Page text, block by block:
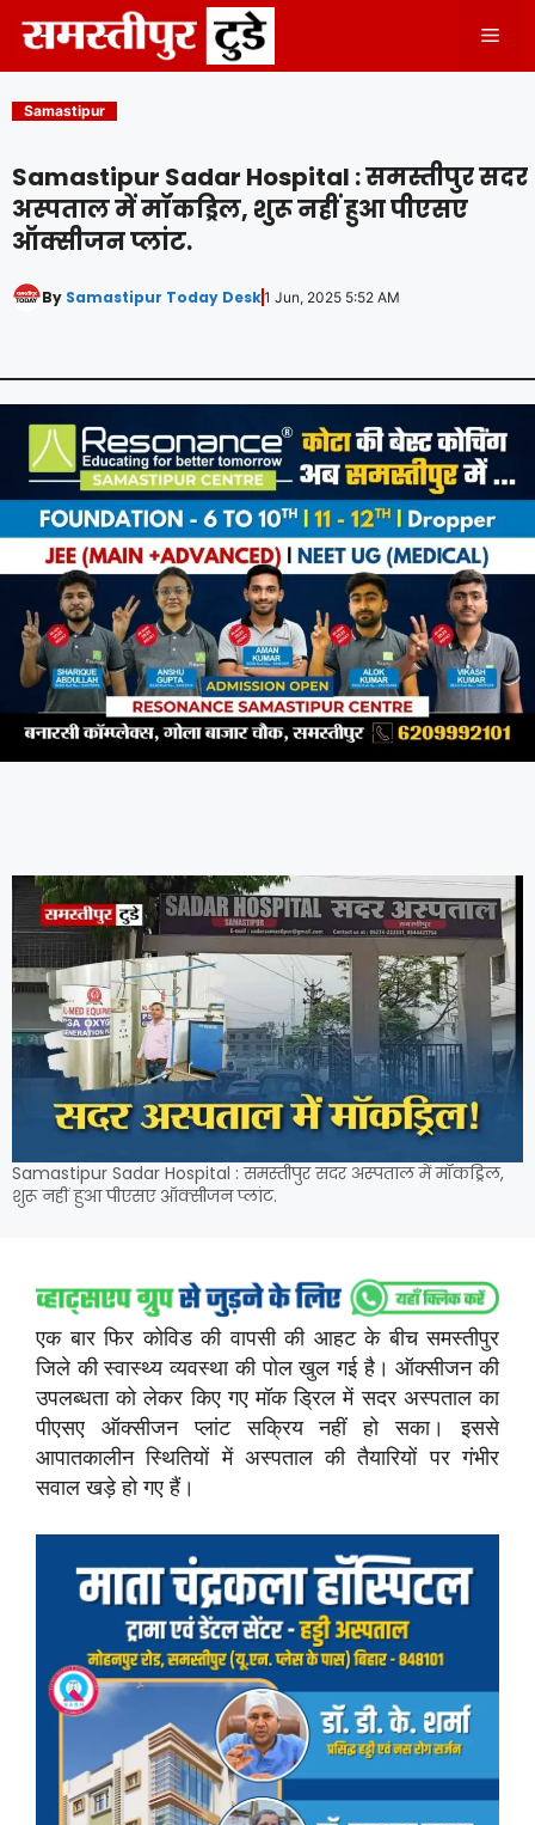
content
Samastipur
Samastipur Sadar Hospital : समस्तीपुर सदर
अस्पताल में मॉकड्रिल, शुरू नहीं हुआ पीएसए
ऑक्सीजन प्लांट.
By Samastipur Today Desk1 Jun, 2025 5:52 AM
Samastipur Sadar Hospital : समस्तीपुर सदर अस्पताल में मॉकड्रिल,
शुरू नहीं हुआ पीएसए ऑक्सीजन प्लांट.
एक बार फिर कोविड की वापसी की आहट के बीच समस्तीपुर
जिले की स्वास्थ्य व्यवस्था की पोल खुल गई है। ऑक्सीजन की
उपलब्धता को लेकर किए गए मॉक ड्रिल में सदर अस्पताल का
पीएसए ऑक्सीजन प्लांट सक्रिय नहीं हो सका। इससे
आपातकालीन स्थितियों में अस्पताल की तैयारियों पर गंभीर
सवाल खड़े हो गए हैं।